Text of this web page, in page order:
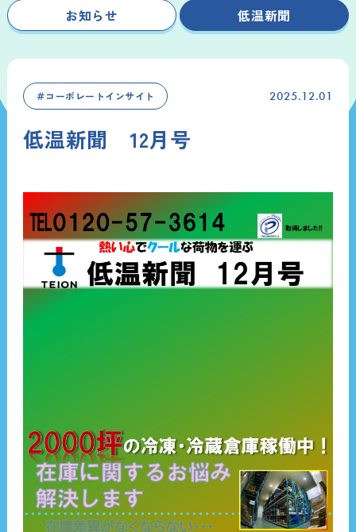
お知らせ 低温新聞
＃コーポレートインサイト 2025.12.01
低温新聞 12月号